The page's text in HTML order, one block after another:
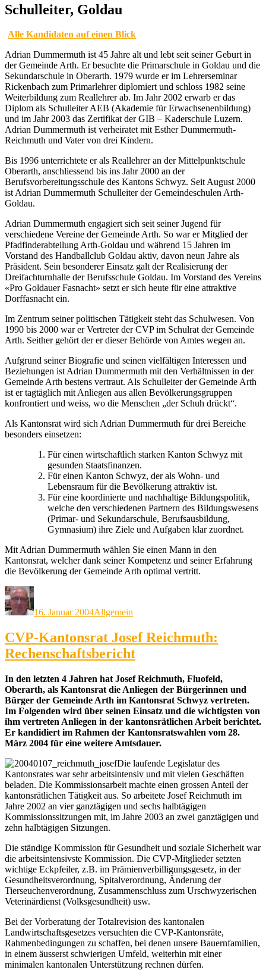
Schulleiter, Goldau
Alle Kandidaten auf einen Blick
Adrian Dummermuth ist 45 Jahre alt und lebt seit seiner Geburt in
der Gemeinde Arth. Er besuchte die Primarschule in Goldau und die
Sekundarschule in Oberarth. 1979 wurde er im Lehrerseminar
Rickenbach zum Primarlehrer diplomiert und schloss 1982 seine
Weiterbildung zum Reallehrer ab. Im Jahr 2002 erwarb er das
Diplom als Schulleiter AEB (Akademie für Erwachsenenbildung)
und im Jahr 2003 das Zertifikat der GIB – Kaderschule Luzern.
Adrian Dummermuth ist verheiratet mit Esther Dummermuth-
Reichmuth und Vater von drei Kindern.
Bis 1996 unterrichtete er als Reallehrer an der Mittelpunktschule
Oberarth, anschliessend bis ins Jahr 2000 an der
Berufsvorbereitungsschule des Kantons Schwyz. Seit August 2000
ist Adrian Dummermuth Schulleiter der Gemeindeschulen Arth-
Goldau.
Adrian Dummermuth engagiert sich seit seiner Jugend für
verschiedene Vereine der Gemeinde Arth. So war er Mitglied der
Pfadfinderabteilung Arth-Goldau und während 15 Jahren im
Vorstand des Handballclub Goldau aktiv, davon neun Jahre als
Präsident. Sein besonderer Einsatz galt der Realisierung der
Dreifachturnhalle der Berufsschule Goldau. Im Vorstand des Vereins
«Pro Goldauer Fasnacht» setzt er sich heute für eine attraktive
Dorffasnacht ein.
Im Zentrum seiner politischen Tätigkeit steht das Schulwesen. Von
1990 bis 2000 war er Vertreter der CVP im Schulrat der Gemeinde
Arth. Seither gehört der er dieser Behörde von Amtes wegen an.
Aufgrund seiner Biografie und seinen vielfältigen Interessen und
Beziehungen ist Adrian Dummermuth mit den Verhältnissen in der
Gemeinde Arth bestens vertraut. Als Schulleiter der Gemeinde Arth
ist er tagtäglich mit Anliegen aus allen Bevölkerungsgruppen
konfrontiert und weiss, wo die Menschen „der Schuh drückt“.
Als Kantonsrat wird sich Adrian Dummermuth für drei Bereiche
besonders einsetzen:
Für einen wirtschaftlich starken Kanton Schwyz mit
gesunden Staatsfinanzen.
Für einen Kanton Schwyz, der als Wohn- und
Lebensraum für die Bevölkerung attraktiv ist.
Für eine koordinierte und nachhaltige Bildungspolitik,
welche den verschiedenen Partnern des Bildungswesens
(Primar- und Sekundarschule, Berufsausbildung,
Gymnasium) ihre Ziele und Aufgaben klar zuordnet.
Mit Adrian Dummermuth wählen Sie einen Mann in den
Kantonsrat, welcher dank seiner Kompetenz und seiner Erfahrung
die Bevölkerung der Gemeinde Arth optimal vertritt.
Autor
Veröffentlicht
am
16. Januar 2004Allgemein
CVP-Kantonsrat Josef Reichmuth:
Rechenschaftsbericht
In den letzten 4 Jahren hat Josef Reichmuth, Fluofeld,
Oberarth, als Kantonsrat die Anliegen der Bürgerinnen und
Bürger der Gemeinde Arth im Kantonsrat Schwyz vertreten.
Im Folgenden wird über seinen Einsatz und die wichtigsten von
ihm vertreten Anliegen in der kantonsrätlichen Arbeit berichtet.
Er kandidiert im Rahmen der Kantonsratswahlen vom 28.
März 2004 für eine weitere Amtsdauer.
Die laufende Legislatur des
Kantonsrates war sehr arbeitsintensiv und mit vielen Geschäften
beladen. Die Kommissionsarbeit machte einen grossen Anteil der
kantonsrätlichen Tätigkeit aus. So arbeitete Josef Reichmuth im
Jahre 2002 an vier ganztägigen und sechs halbtägigen
Kommissionssitzungen mit, im Jahre 2003 an zwei ganztägigen und
zehn halbtägigen Sitzungen.
Die ständige Kommission für Gesundheit und soziale Sicherheit war
die arbeitsintensivste Kommission. Die CVP-Mitglieder setzten
wichtige Eckpfeiler, z.B. im Prämienverbilligungsgesetz, in der
Gesundheitsverordnung, Spitalverordnung, Änderung der
Tierseuchenverordnung, Zusammenschluss zum Urschwyzerischen
Veterinärdienst (Volksgesundheit) usw.
Bei der Vorberatung der Totalrevision des kantonalen
Landwirtschaftsgesetzes versuchten die CVP-Kantonsräte,
Rahmenbedingungen zu schaffen, bei denen unsere Bauernfamilien,
in einem äusserst schwierigen Umfeld, weiterhin mit einer
minimalen kantonalen Unterstützung rechnen dürfen.